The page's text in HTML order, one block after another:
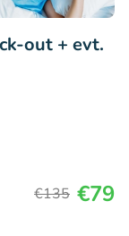
out + evt.
€135 €79